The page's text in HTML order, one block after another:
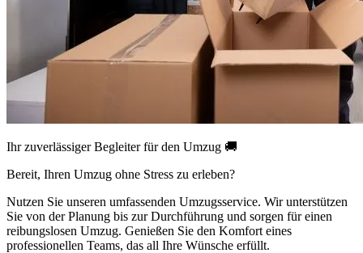
Ihr zuverlässiger Begleiter für den Umzug 🚚
Bereit, Ihren Umzug ohne Stress zu erleben?
Nutzen Sie unseren umfassenden Umzugsservice. Wir unterstützen
Sie von der Planung bis zur Durchführung und sorgen für einen
reibungslosen Umzug. Genießen Sie den Komfort eines
professionellen Teams, das all Ihre Wünsche erfüllt.